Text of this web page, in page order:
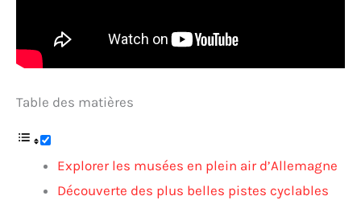
Table des matières
Explorer les musées en plein air d’Allemagne
Découverte des plus belles pistes cyclables